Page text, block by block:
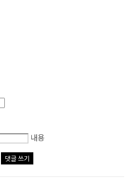
내용
댓글 쓰기